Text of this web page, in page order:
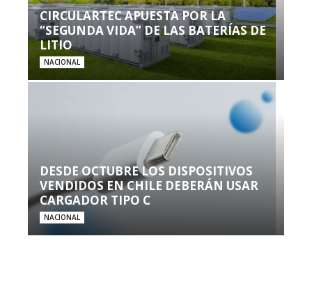
CIRCULARTEC APUESTA POR LA
“SEGUNDA VIDA” DE LAS BATERÍAS DE
LITIO
NACIONAL
DESDE OCTUBRE LOS DISPOSITIVOS
VENDIDOS EN CHILE DEBERÁN USAR
CARGADOR TIPO C
NACIONAL